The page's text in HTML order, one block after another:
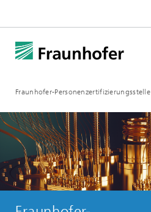
Fraunhofer-Personenzertifizierungsstelle